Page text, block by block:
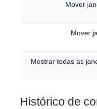
Mover
Mover
Mostrar todas as
Histórico de